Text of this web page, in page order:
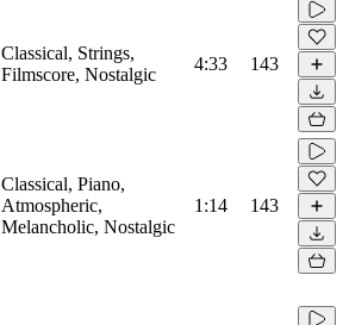
Classical, Strings,
Filmscore, Nostalgic
4:33 143
Classical, Piano,
Atmospheric,
Melancholic, Nostalgic
1:14 143